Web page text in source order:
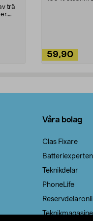
trä
59,90
Våra bolag
Clas Fixare
Batteriexperten
Teknikdelar
PhoneLife